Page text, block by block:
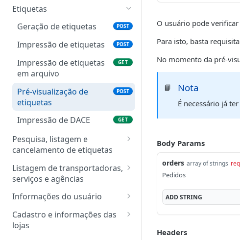
Listar informações de
aplicativo
Inserir fretes no carrinho
Inserir Logística Reversa
no carrinho
POST
Compra de fretes
Listar itens do carrinho
Exibir informações de
item do carrinho
GET
Remoção de itens do
carrinho
DEL
Etiquetas
Geração de etiquetas
POST
Impressão de etiquetas POST
Impressão de etiquetas
em arquivo
GET
Pré-visualização de
etiquetas
POST
Impressão de DACE GET
Pesquisa, listagem e
cancelamento de etiquetas
Pesquisar etiqueta
Listar etiquetas
Listar informações de
uma etiqueta
GET
Verificar se etiqueta pode
Listagem de transportadoras,
serviços e agências
Listar transportadoras
Listar informações de
uma transportadora
Informações do usuário
Listar informações do
usuário
Cadastro e informações das
lojas
O usuário pode
Para isto, basta
No momento da pré-
📘 Nota
É necessário já
Body Params
orders array of strings
Pedidos
ADDSTRING
Headers